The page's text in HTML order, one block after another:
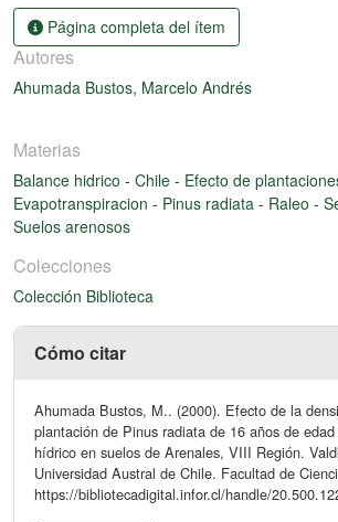
Página completa del ítem
Autores
Ahumada Bustos, Marcelo Andrés
Materias
Balance hidrico - Chile - Efecto de
Evapotranspiracion - Pinus radiata - Raleo -
Suelos arenosos
Colecciones
Colección Biblioteca
Cómo citar
Ahumada Bustos, M.. (2000). Efecto de la
plantación de Pinus radiata de 16 años de
hídrico en suelos de Arenales, VIII Región.
Universidad Austral de Chile. Facultad de
https://bibliotecadigital.infor.cl/handle/